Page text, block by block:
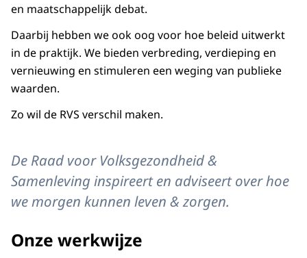
en maatschappelijk debat.
Daarbij hebben we ook oog voor hoe beleid uitwerkt
in de praktijk. We bieden verbreding, verdieping en
vernieuwing en stimuleren een weging van publieke
waarden.
Zo wil de RVS verschil maken.
De Raad voor Volksgezondheid &
Samenleving inspireert en adviseert over hoe
we morgen kunnen leven & zorgen.
Onze werkwijze